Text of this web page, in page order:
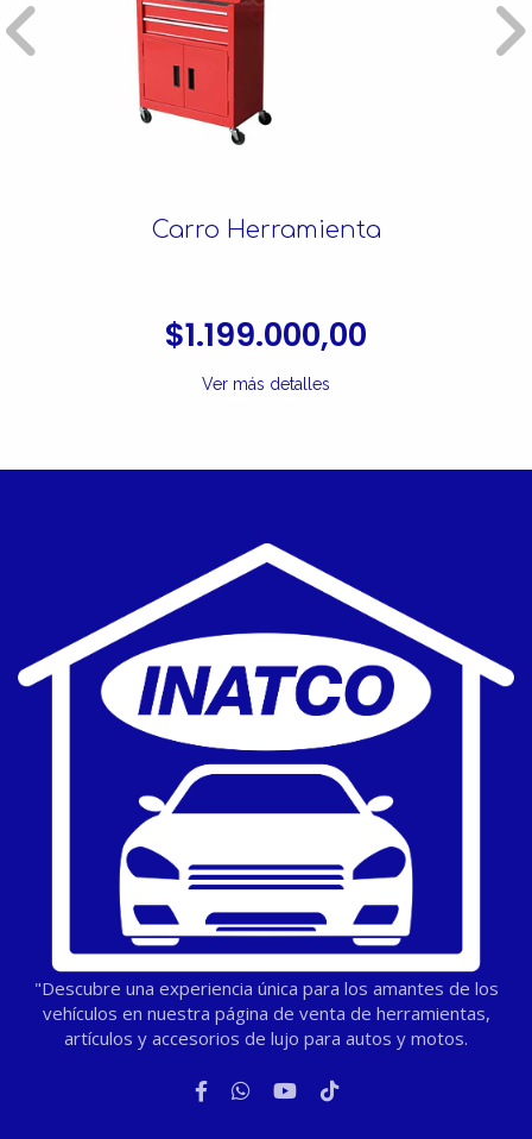
Carro Herramienta
$1.199.000,00
Ver más detalles
"Descubre una experiencia única para los amantes de los
vehículos en nuestra página de venta de herramientas,
artículos y accesorios de lujo para autos y motos.